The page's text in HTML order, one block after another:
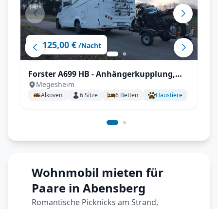
ab 125,00 € /Nacht
Forster A699 HB - Anhängerkupplung,
Markise, Fahrradträger,
Fahrerhausverdunklung uvm.
Megesheim
Alkoven 6Sitze 6 Betten Haustiere
Wohnmobil mieten für
Paare in Abensberg
Romantische Picknicks am Strand,